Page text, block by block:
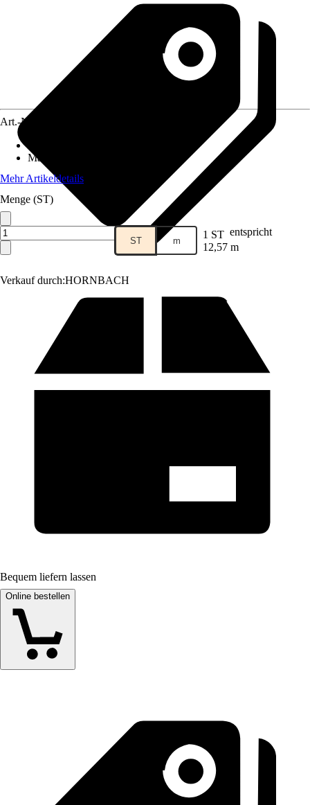
Verkauf durch:HORNBACH
Art.-Nr.
Material
Mehr Artikeldetails
Menge (ST)
ST m 1 ST entspricht
12,57 m
Bequem liefern lassen
Online bestellen